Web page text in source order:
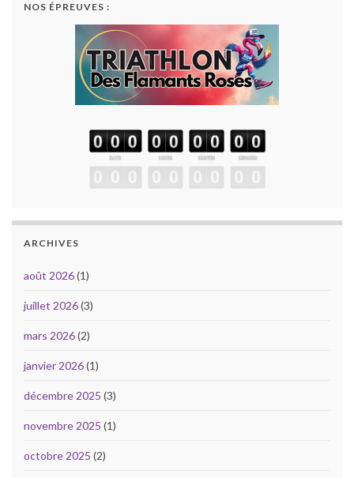
NOS ÉPREUVES :
ARCHIVES
août 2026(1)
juillet 2026(3)
mars 2026(2)
janvier 2026(1)
décembre 2025 (3)
novembre 2025 (1)
octobre 2025 (2)